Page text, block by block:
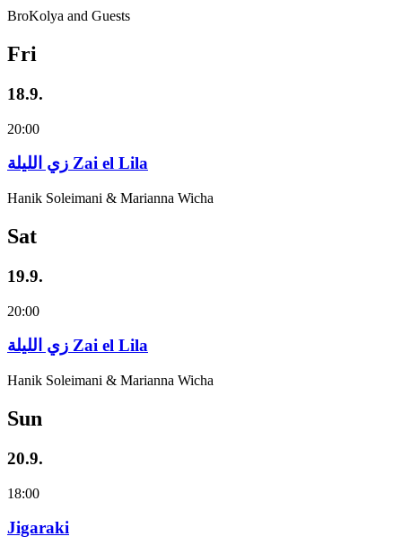
BroKolya and Guests
Fri
18.9.
20:00
زي‌ اللیلة Zai el Lila
Hanik Soleimani & Marianna Wicha
Sat
19.9.
20:00
زي‌ اللیلة Zai el Lila
Hanik Soleimani & Marianna Wicha
Sun
20.9.
18:00
Jigaraki